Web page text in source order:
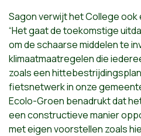
Sagon verwijt het College ook
“Het gaat de toekomstige
om de schaarse middelen te
klimaatmaatregelen die
zoals een
fietsnetwerk in onze
Ecolo-Groen benadrukt dat
een constructieve manier
met eigen voorstellen zoals